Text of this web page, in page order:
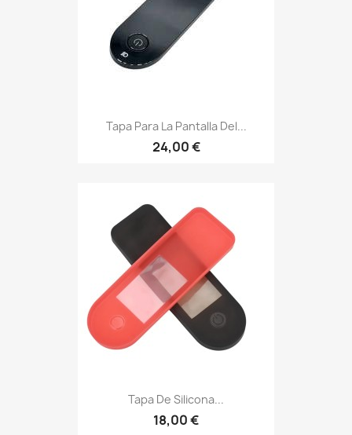
Tapa Para La Pantalla Del...
24,00 €
Tapa De Silicona...
18,00 €